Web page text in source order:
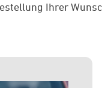
Ihrer